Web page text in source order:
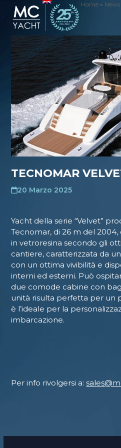
Skip
content
Home» News
TECNOMAR
20 Marzo 2025
Yacht della serie “Velvet”
Tecnomar, di 26 m del
in vetroresina secondo gli
cantiere, caratterizzata da
con un ottima vivibilità e
interni ed esterni. Può
due comode cabine con
unità risulta perfetta per un
è l’ideale per la
imbarcazione.
Per info rivolgersi a: